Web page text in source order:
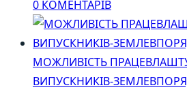
0 КОМЕНТАРІВ
МОЖЛИВІСТЬ
ВИПУСКНИКІВ-